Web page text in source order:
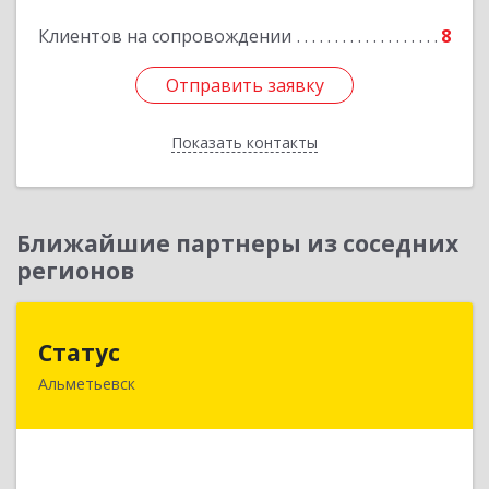
Клиентов на сопровождении 8
Отправить заявку
Показать контакты
Отправить заявку
Назад
Ближайшие партнеры из соседних
регионов
Статус
Альметьевск
423450, Татарстан Респ, Альметьевск г, Мира